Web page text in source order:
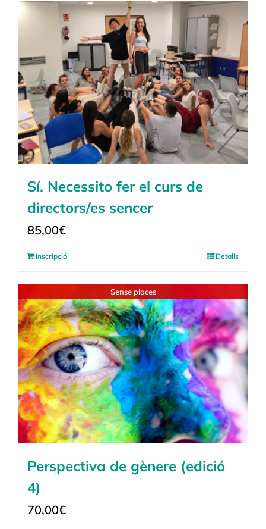
Sí. Necessito fer el curs de
directors/es sencer
85,00€
Inscripció Detalls
Sense places
Perspectiva de gènere (edició
4)
70,00€